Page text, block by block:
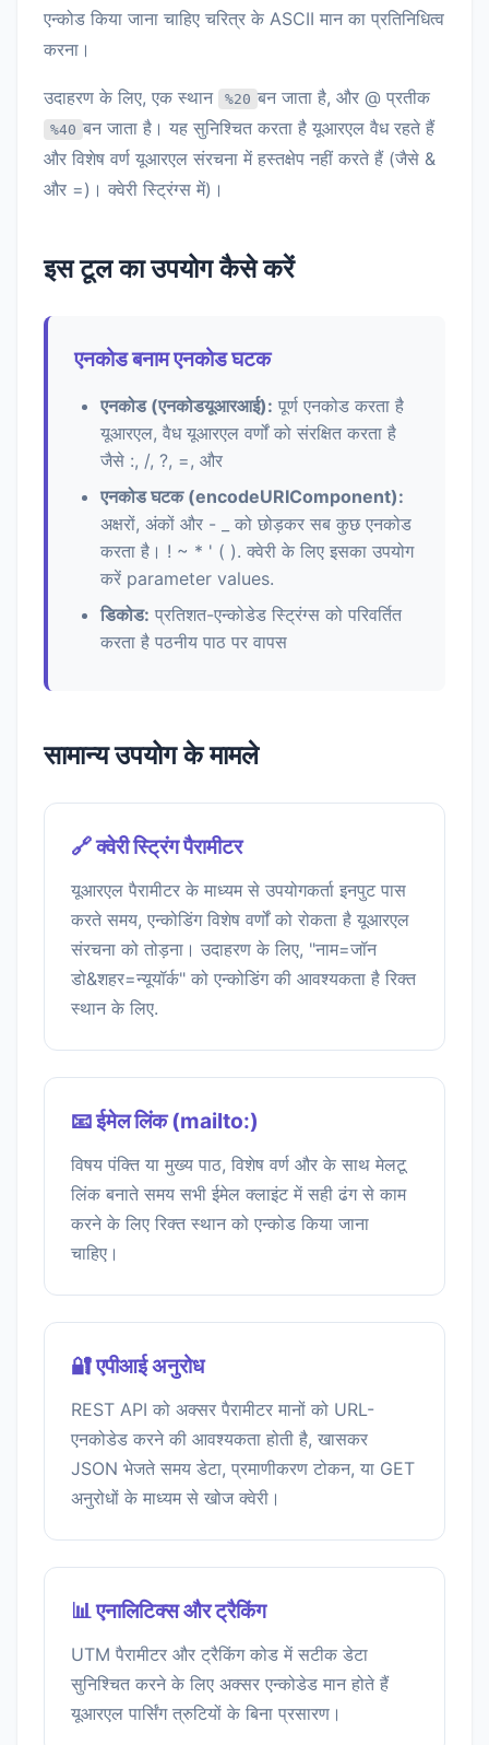
एन्कोड किया जाना चाहिए चरित्र के ASCII मान का प्रतिनिधित्व
करना।
उदाहरण के लिए, एक स्थान %20 बन जाता है, और @ प्रतीक
%40 बन जाता है। यह सुनिश्चित करता है यूआरएल वैध रहते हैं
और विशेष वर्ण यूआरएल संरचना में हस्तक्षेप नहीं करते हैं (जैसे &
और =)। क्वेरी स्ट्रिंग्स में)।
इस टूल का उपयोग कैसे करें
एनकोड बनाम एनकोड घटक
एनकोड (एनकोडयूआरआई): पूर्ण एनकोड करता है
यूआरएल, वैध यूआरएल वर्णों को संरक्षित करता है
जैसे :, /, ?, =, और
एनकोड घटक (encodeURIComponent):
अक्षरों, अंकों और - _ को छोड़कर सब कुछ एनकोड
करता है। ! ~ * ' ( ). क्वेरी के लिए इसका उपयोग
करें parameter values.
डिकोड: प्रतिशत-एन्कोडेड स्ट्रिंग्स को परिवर्तित
करता है पठनीय पाठ पर वापस
सामान्य उपयोग के मामले
🔗 क्वेरी स्ट्रिंग पैरामीटर
यूआरएल पैरामीटर के माध्यम से उपयोगकर्ता इनपुट पास
करते समय, एन्कोडिंग विशेष वर्णों को रोकता है यूआरएल
संरचना को तोड़ना। उदाहरण के लिए, "नाम=जॉन
डो&शहर=न्यूयॉर्क" को एन्कोडिंग की आवश्यकता है रिक्त
स्थान के लिए.
📧 ईमेल लिंक (mailto:)
विषय पंक्ति या मुख्य पाठ, विशेष वर्ण और के साथ मेलटू
लिंक बनाते समय सभी ईमेल क्लाइंट में सही ढंग से काम
करने के लिए रिक्त स्थान को एन्कोड किया जाना
चाहिए।
🔐 एपीआई अनुरोध
REST API को अक्सर पैरामीटर मानों को URL-
एनकोडेड करने की आवश्यकता होती है, खासकर
JSON भेजते समय डेटा, प्रमाणीकरण टोकन, या GET
अनुरोधों के माध्यम से खोज क्वेरी।
📊 एनालिटिक्स और ट्रैकिंग
UTM पैरामीटर और ट्रैकिंग कोड में सटीक डेटा
सुनिश्चित करने के लिए अक्सर एन्कोडेड मान होते हैं
यूआरएल पार्सिंग त्रुटियों के बिना प्रसारण।